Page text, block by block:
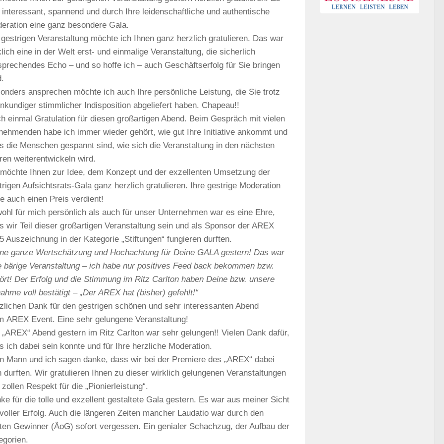
interessant, spannend und durch Ihre leidenschaftliche und authentische
eine ganz besondere Gala.
Veranstaltung möchte ich Ihnen ganz herzlich gratulieren. Das war
eine in der Welt erst- und einmalige Veranstaltung, die sicherlich
Echo – und so hoffe ich – auch Geschäftserfolg für Sie bringen
ansprechen möchte ich auch Ihre persönliche Leistung, die Sie trotz
stimmlicher Indisposition abgeliefert haben. Chapeau!!
einmal Gratulation für diesen großartigen Abend. Beim Gespräch mit vielen
habe ich immer wieder gehört, wie gut Ihre Initiative ankommt und
die Menschen gespannt sind, wie sich die Veranstaltung in den nächsten
weiterentwickeln wird.
Ihnen zur Idee, dem Konzept und der exzellenten Umsetzung der
Aufsichtsrats-Gala ganz herzlich gratulieren. Ihre gestrige Moderation
auch einen Preis verdient!
für mich persönlich als auch für unser Unternehmen war es eine Ehre,
wir Teil dieser großartigen Veranstaltung sein und als Sponsor der AREX
Auszeichnung in der Kategorie „Stiftungen“ fungieren durften.
ganze Wertschätzung und Hochachtung für Deine GALA gestern! Das war
bärige Veranstaltung – ich habe nur positives Feed back bekommen bzw.
Der Erfolg und die Stimmung im Ritz Carlton haben Deine bzw. unsere
voll bestätigt – „Der AREX hat (bisher) gefehlt!“
Dank für den gestrigen schönen und sehr interessanten Abend
AREX Event. Eine sehr gelungene Veranstaltung!
Abend gestern im Ritz Carlton war sehr gelungen!! Vielen Dank dafür,
ich dabei sein konnte und für Ihre herzliche Moderation.
Mann und ich sagen danke, dass wir bei der Premiere des „AREX“ dabei
durften. Wir gratulieren Ihnen zu dieser wirklich gelungenen Veranstaltungen
zollen Respekt für die „Pionierleistung“.
für die tolle und exzellent gestaltete Gala gestern. Es war aus meiner Sicht
Erfolg. Auch die längeren Zeiten mancher Laudatio war durch den
Gewinner (ÄoG) sofort vergessen. Ein genialer Schachzug, der Aufbau der